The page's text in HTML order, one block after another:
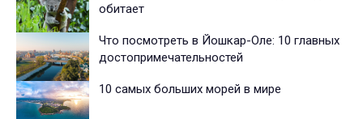
обитает
Что посмотреть в Йошкар-Оле: 10 главных
достопримечательностей
10 самых больших морей в мире